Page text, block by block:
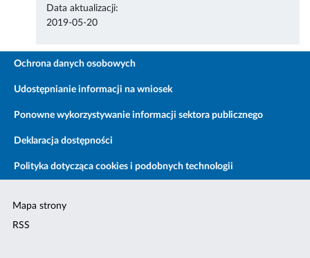
Data aktualizacji:
2019-05-20
Ochrona danych osobowych
Udostępnianie informacji na wniosek
Ponowne wykorzystywanie informacji sektora publicznego
Deklaracja dostępności
Polityka dotycząca cookies i podobnych technologii
Mapa strony
RSS